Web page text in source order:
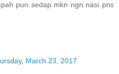
pun sedap mkn ngn nasi pns
March 23, 2017